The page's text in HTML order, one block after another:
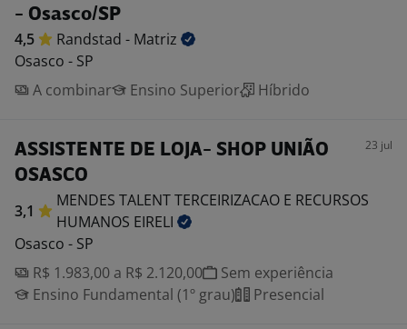
- Osasco/SP
4,5 Randstad - Matriz
Osasco - SP
A combinar
Ensino Superior Híbrido
ASSISTENTE DE LOJA- SHOP UNIÃO
OSASCO
23 jul
3,1
MENDES TALENT TERCEIRIZACAO E RECURSOS
HUMANOS EIRELI
Osasco - SP
R$ 1.983,00 a R$ 2.120,00
Sem experiência
Ensino Fundamental (1º grau)
Presencial